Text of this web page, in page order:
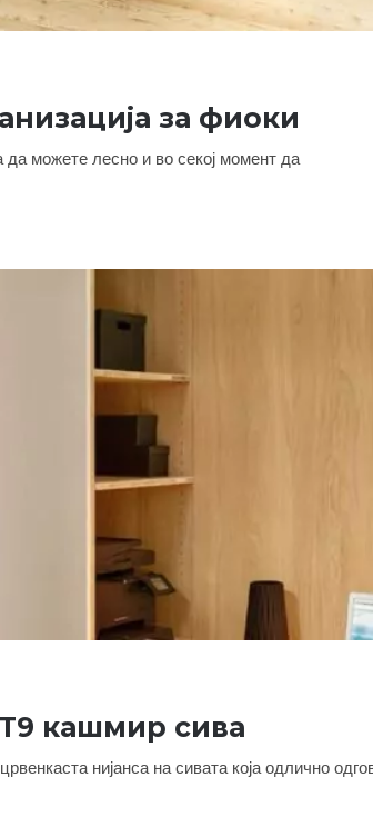
за фиоки
можете лесно и во секој момент да
кашмир сива
нијанса на сивата која одлично